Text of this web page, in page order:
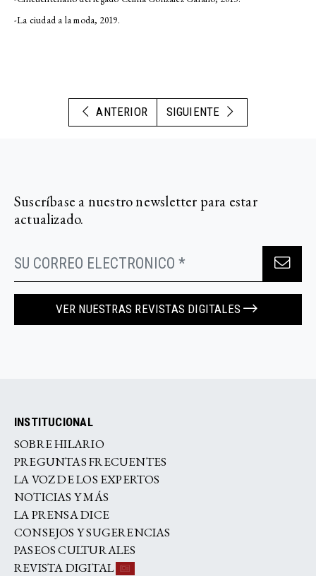
-La ciudad a la moda, 2019.
ANTERIOR SIGUIENTE
Suscríbase a nuestro newsletter para estar
actualizado.
VER NUESTRAS REVISTAS DIGITALES
INSTITUCIONAL
SOBRE HILARIO
PREGUNTAS FRECUENTES
LA VOZ DE LOS EXPERTOS
NOTICIAS Y MÁS
LA PRENSA DICE
CONSEJOS Y SUGERENCIAS
PASEOS CULTURALES
REVISTA DIGITAL